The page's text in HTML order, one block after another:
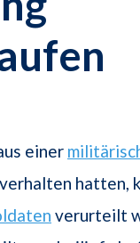
einer
hatten,
verurteilt